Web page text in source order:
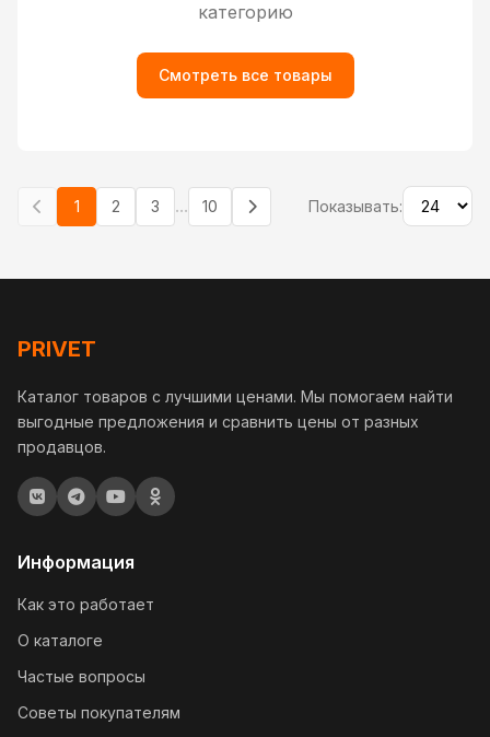
категорию
Смотреть все товары
1 2 3 ... 10 Показывать:
PRIVET
Каталог товаров с лучшими ценами. Мы помогаем найти
выгодные предложения и сравнить цены от разных
продавцов.
Информация
Как это работает
О каталоге
Частые вопросы
Советы покупателям